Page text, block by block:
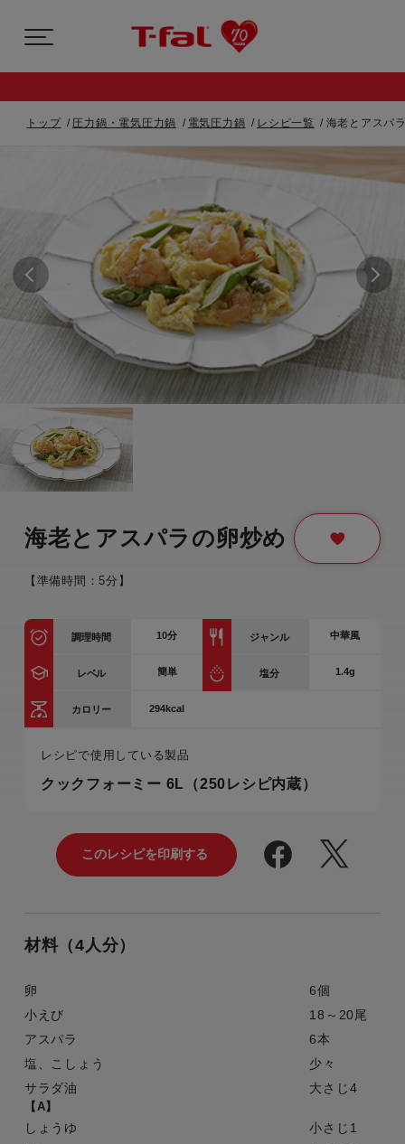
トップ 圧力鍋・電気圧力鍋 電気圧力鍋 レシピ一覧 海老とアスパ
海老とアスパラの卵炒め
【準備時間：5分】
調理時間 10分 ジャンル 中華風
レベル 簡単 塩分 1.4g
カロリー 294kcal
レシピで使用している製品
クックフォーミー 6L（250レシピ内蔵）
材料（4人分）
卵
6個
小えび
18～20尾
アスパラ
6本
塩、こしょう
少々
サラダ油
大さじ4
【A】
しょうゆ
小さじ1